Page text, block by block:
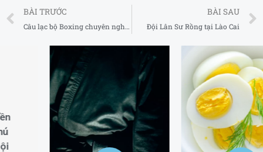
Prev
BÀI TRƯỚC
Câu lạc bộ Boxing chuyên nghiệp tại tại Huyện Gia Lâm Hà Nội 2025
BÀI SAU
Đội Lân Sư Rồng tại Lào Cai